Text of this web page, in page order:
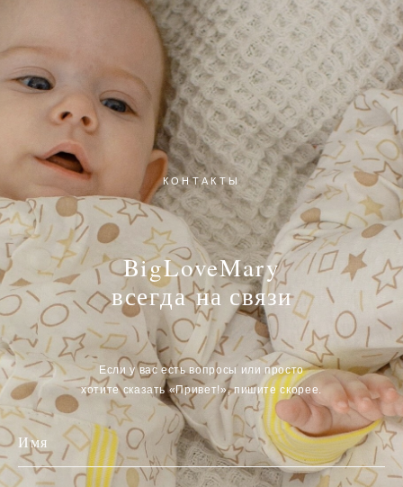
КОНТАКТЫ
BigLoveMary
всегдана связи
Если у вас есть вопросы или просто
хотите сказать «Привет!», пишите скорее.
Имя